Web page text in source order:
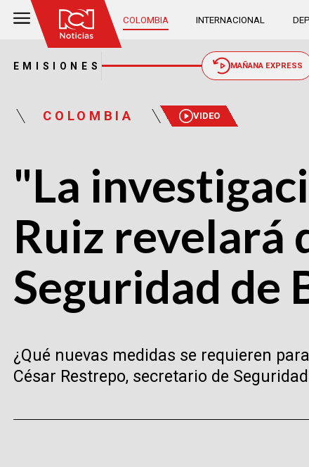
COLOMBIA INTERNACIONAL
EMISIONES MAÑANA EXPRESS
COLOMBIA VIDEO
"La
Ruiz revelará
Seguridad de
¿Qué nuevas medidas se requieren
César Restrepo, secretario de